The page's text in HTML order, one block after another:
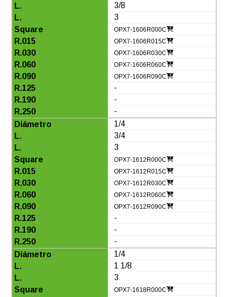
3/8
3
OPX7-1606R000C
OPX7-1606R015C
OPX7-1606R030C
OPX7-1606R060C
OPX7-1606R090C
-
-
-
1/4
3/4
3
OPX7-1612R000C
OPX7-1612R015C
OPX7-1612R030C
OPX7-1612R060C
OPX7-1612R090C
-
-
-
1/4
1 1/8
3
OPX7-1618R000C